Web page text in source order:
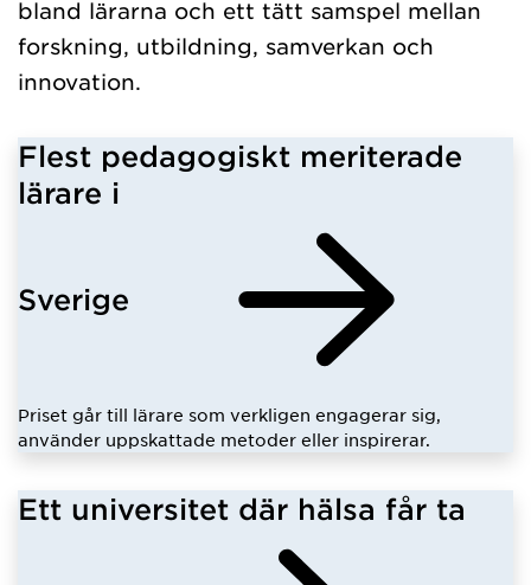
bland lärarna och ett tätt samspel mellan
forskning, utbildning, samverkan och
innovation.
Flest pedagogiskt meriterade
lärare i
Sverige
Priset går till lärare som verkligen engagerar sig,
använder uppskattade metoder eller inspirerar.
Ett universitet där hälsa får ta